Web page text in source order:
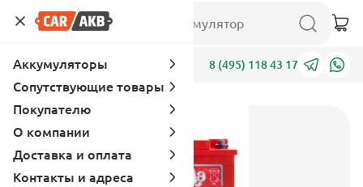
Адреса 8 (495) 118 43 17
Аккумуляторы
Сопутствующие товары
Покупателю
О компании
Доставка и оплата
Контакты и адреса